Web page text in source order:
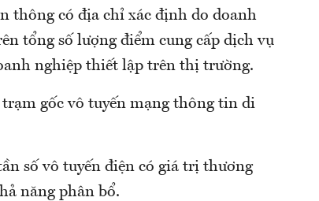
thông có địa chỉ xác định do doanh
tổng số lượng điểm cung cấp dịch vụ
nghiệp thiết lập trên thị trường.
gốc vô tuyến mạng thông tin di
số vô tuyến điện có giá trị thương
năng phân bổ.